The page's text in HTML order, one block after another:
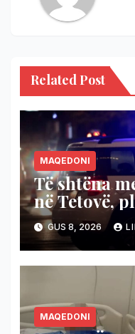
Related Post
MAQEDONI
Të shtëna
në Tetovë,
shtëpinë
vjeçari
GUS 8, 2026
MAQEDONI